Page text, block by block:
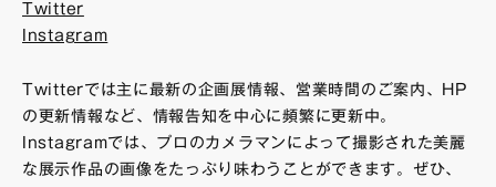
Twitter
Instagram
Twitterでは主に最新の企画展情報、営業時間のご案内、HP
の更新情報など、情報告知を中心に頻繁に更新中。
Instagramでは、プロのカメラマンによって撮影された美麗
な展示作品の画像をたっぷり味わうことができます。ぜひ、